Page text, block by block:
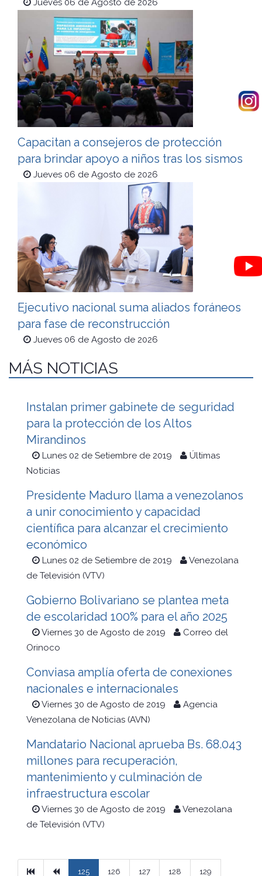
Jueves 06 de Agosto de 2026
Capacitan a consejeros de protección
para brindar apoyo a niños tras los sismos
Jueves 06 de Agosto de 2026
Ejecutivo nacional suma aliados foráneos
para fase de reconstrucción
Jueves 06 de Agosto de 2026
MÁS NOTICIAS
Instalan primer gabinete de seguridad
para la protección de los Altos
Mirandinos
Lunes 02 de Setiembre de 2019
Últimas
Noticias
Presidente Maduro llama a venezolanos
a unir conocimiento y capacidad
científica para alcanzar el crecimiento
económico
Lunes 02 de Setiembre de 2019
Venezolana
de Televisión (VTV)
Gobierno Bolivariano se plantea meta
de escolaridad 100% para el año 2025
Viernes 30 de Agosto de 2019
Correo del
Orinoco
Conviasa amplía oferta de conexiones
nacionales e internacionales
Viernes 30 de Agosto de 2019
Agencia
Venezolana de Noticias (AVN)
Mandatario Nacional aprueba Bs. 68.043
millones para recuperación,
mantenimiento y culminación de
infraestructura escolar
Viernes 30 de Agosto de 2019
Venezolana
de Televisión (VTV)
PrimeraPrevious
125 126 127 128 129